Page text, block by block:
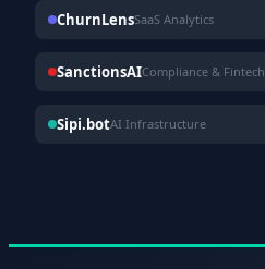
ChurnLensSaaS Analytics
SanctionsAICompliance & Fintech
Sipi.botAI Infrastructure